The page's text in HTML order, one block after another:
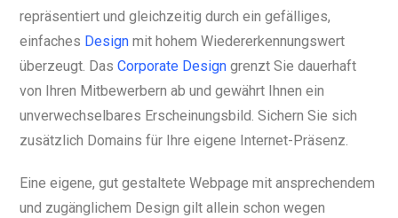
repräsentiert und gleichzeitig durch ein gefälliges,
einfaches Design mit hohem Wiedererkennungswert
überzeugt. Das Corporate Design grenzt Sie dauerhaft
von Ihren Mitbewerbern ab und gewährt Ihnen ein
unverwechselbares Erscheinungsbild. Sichern Sie sich
zusätzlich Domains für Ihre eigene Internet-Präsenz.
Eine eigene, gut gestaltete Webpage mit ansprechendem
und zugänglichem Design gilt allein schon wegen